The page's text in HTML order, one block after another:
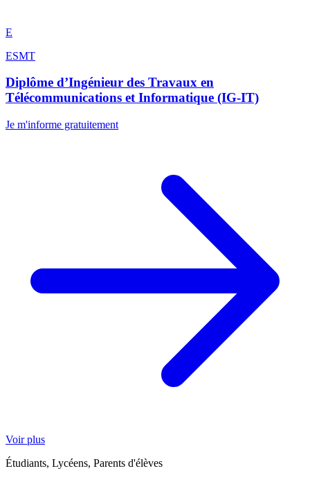
E
ESMT
Diplôme d’Ingénieur des Travaux en
Télécommunications et Informatique (IG-IT)
Je m'informe gratuitement
Voir plus
Étudiants, Lycéens, Parents d'élèves